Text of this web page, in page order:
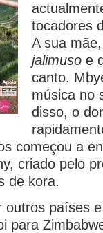
tocadores
A sua
jalimuso e
canto.
música no
disso, o
começou a
criado pelo
de kora.
outros países
para